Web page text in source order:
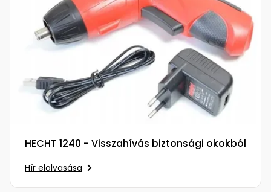
HECHT 1240 - Visszahívás biztonsági okokból
Hír elolvasása